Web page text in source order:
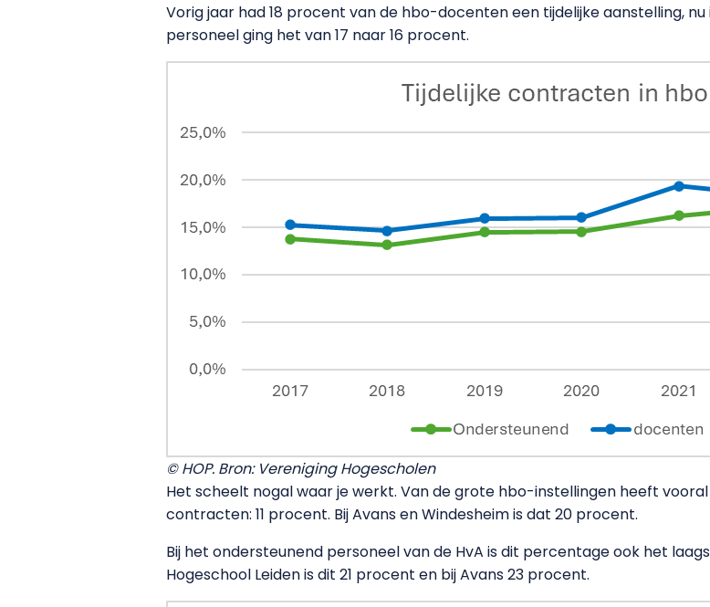
Vorig jaar had 18 procent van de hbo-docenten een tijdelijke aanstelling,
personeel ging het van 17 naar 16 procent.
© HOP. Bron: Vereniging Hogescholen
Het scheelt nogal waar je werkt. Van de grote hbo-instellingen heeft
contracten: 11 procent. Bij Avans en Windesheim is dat 20 procent.
Bij het ondersteunend personeel van de HvA is dit percentage ook het
Hogeschool Leiden is dit 21 procent en bij Avans 23 procent.